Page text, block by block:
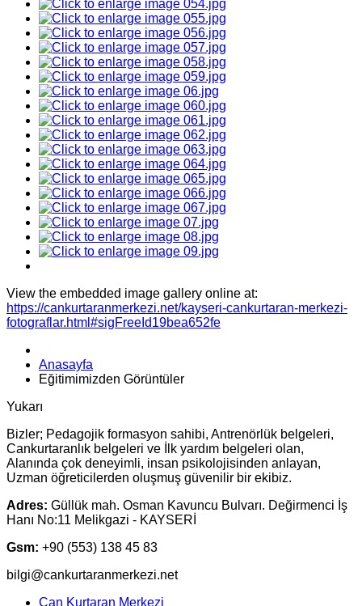
View the embedded image gallery online at:
https://cankurtaranmerkezi.net/kayseri-cankurtaran-merkezi-
fotograflar.html#sigFreeId19bea652fe
Anasayfa
Eğitimimizden Görüntüler
Yukarı
Bizler; Pedagojik formasyon sahibi, Antrenörlük belgeleri,
Cankurtaranlık belgeleri ve İlk yardım belgeleri olan,
Alanında çok deneyimli, insan psikolojisinden anlayan,
Uzman öğreticilerden oluşmuş güvenilir bir ekibiz.
Adres: Güllük mah. Osman Kavuncu Bulvarı. Değirmenci İş
Hanı No:11 Melikgazi - KAYSERİ
Gsm: +90 (553) 138 45 83
bilgi@cankurtaranmerkezi.net
Can Kurtaran Merkezi